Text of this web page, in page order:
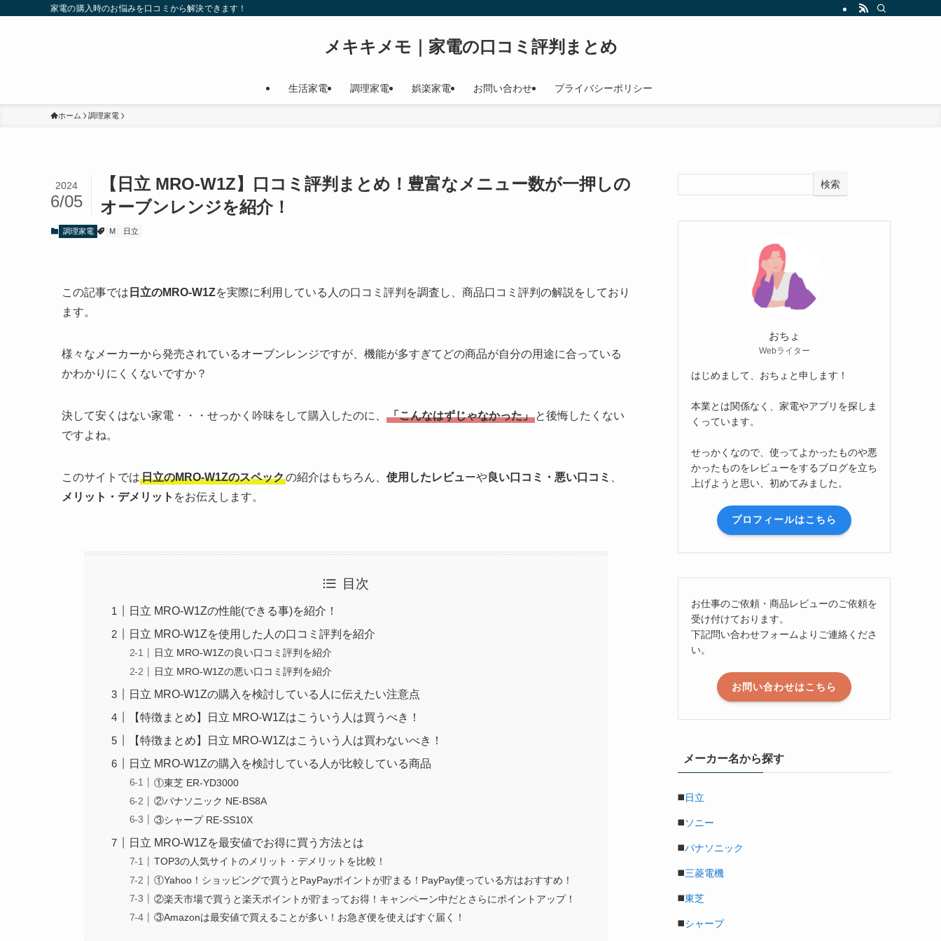
家電の購入時のお悩みを口コミから解決できます！
メキキメモ｜家電の口コミ評判まとめ
生活家電 調理家電 娯楽家電 お問い合わせ プライバシーポリシー
ホーム 調理家電
【日立 MRO-W1Z】口コミ評判まとめ！豊富なメニュー数が一押しの
オーブンレンジを紹介！
2024
6/05
調理家電 M 日立
この記事では 日立のMRO-W1Zを実際に利用している人の口コミ評判を調査し、商品口コミ評判の解説をしており
ます。
様々なメーカーから発売されているオーブンレンジですが、機能が多すぎてどの商品が自分の用途に合っている
かわかりにくくないですか？
決して安くはない家電・・・せっかく吟味をして購入したのに、 「こんなはずじゃなかった」 と後悔したくない
ですよね。
このサイトでは日立のMRO-W1Zのスペックの紹介はもちろん、 使用したレビューや 良い口コミ・悪い口コミ
メリット・デメリット をお伝えします。
目次
日立 MRO-W1Zの性能(できる事)を紹介！
日立 MRO-W1Zを使用した人の口コミ評判を紹介
日立 MRO-W1Zの良い口コミ評判を紹介
日立 MRO-W1Zの悪い口コミ評判を紹介
日立 MRO-W1Zの購入を検討している人に伝えたい注意点
【特徴まとめ】日立 MRO-W1Zはこういう人は買うべき！
【特徴まとめ】日立 MRO-W1Zはこういう人は買わないべき！
日立 MRO-W1Zの購入を検討している人が比較している商品
①東芝 ER-YD3000
②パナソニック NE-BS8A
③シャープ RE-SS10X
日立 MRO-W1Zを最安値でお得に買う方法とは
TOP3の人気サイトのメリット・デメリットを比較！
①Yahoo！ショッピングで買うとPayPayポイントが貯まる！PayPay使っている方はおすすめ！
②楽天市場で買うと楽天ポイントが貯まってお得！キャンペーン中だとさらにポイントアップ！
③Amazonは最安値で買えることが多い！お急ぎ便を使えばすぐ届く！
検索
おちょ
Webライター
はじめまして、おちょと申します！
本業とは関係なく、家電やアプリを探しま
くっています。
せっかくなので、使ってよかったものや悪
かったものをレビューをするブログを立ち
上げようと思い、初めてみました。
プロフィールはこちら
お仕事のご依頼・商品レビューのご依頼を
受け付けております。
下記問い合わせフォームよりご連絡くださ
い。
お問い合わせはこちら
メーカー名から探す
◼️日立
◼️ソニー
◼️パナソニック
◼️三菱電機
◼️東芝
◼️シャープ